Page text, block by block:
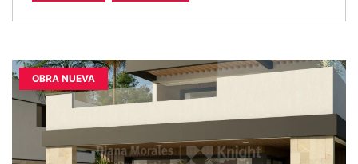
OBRA NUEVA